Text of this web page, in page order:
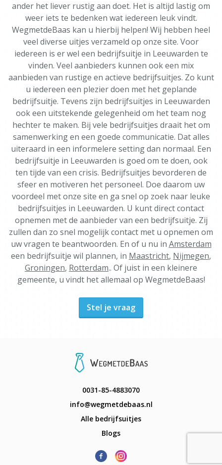
ander het liever rustig aan doet. Het is altijd lastig om
weer iets te bedenken wat iedereen leuk vindt.
WegmetdeBaas kan u hierbij helpen! Wij hebben heel
veel diverse uitjes verzameld op onze site. Voor
iedereen is er wel een bedrijfsuitje in Leeuwarden te
vinden. Veel aanbieders kunnen ook een mix
aanbieden van rustige en actieve bedrijfsuitjes. Zo kunt
u iedereen een plezier doen met het geplande
bedrijfsuitje. Tevens zijn bedrijfsuitjes in Leeuwarden
ook een uitstekende gelegenheid om het team nog
hechter te maken. Bij vele bedrijfsuitjes draait het om
samenwerking en een goede communicatie. Dat alles
uiteraard in een informelere setting dan normaal. Een
bedrijfsuitje in Leeuwarden is goed om te doen, ook
ten tijde van een crisis. Bedrijfsuitjes bevorderen de
sfeer en motiveren het personeel. Doe daarom uw
voordeel met onze site en ga snel op zoek naar leuke
bedrijfsuitjes in Leeuwarden. U kunt direct contact
opnemen met de aanbieder van een bedrijfsuitje. Zij
zullen dan zo snel mogelijk contact met u opnemen om
uw vragen te beantwoorden. En of u nu in Amsterdam
een bedrijfsuitje wil plannen, in Maastricht, Nijmegen,
Groningen, Rotterdam.. Of juist in een kleinere
gemeente, u vindt het allemaal op WegmetdeBaas!
Stel je vraag
0031-85-4883070
info@wegmetdebaas.nl
Alle bedrijfsuitjes
Blogs